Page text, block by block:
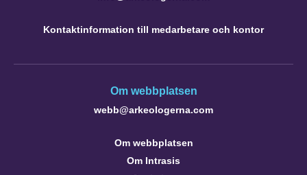
Kontaktinformation till medarbetare och kontor
Om webbplatsen
webb@arkeologerna.com
Om webbplatsen
Om Intrasis